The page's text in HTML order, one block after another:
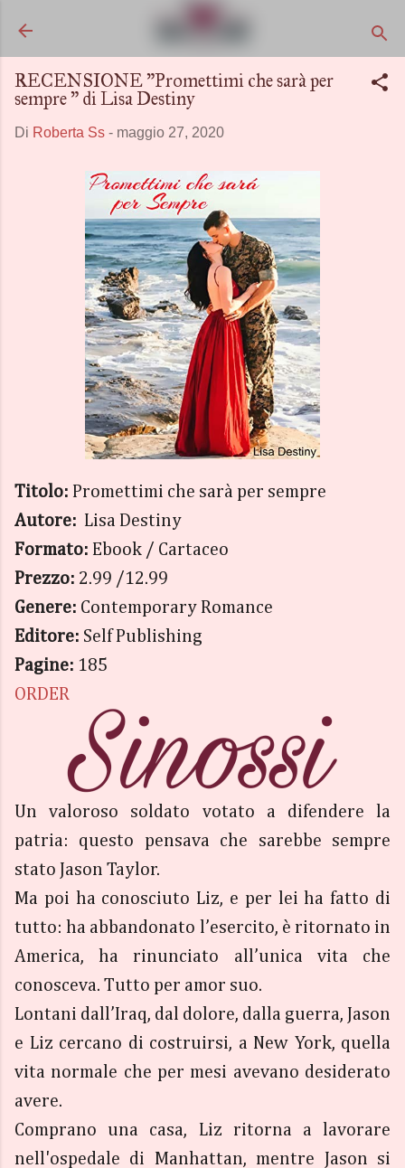
RECENSIONE "Promettimi che sarà per
sempre " di Lisa Destiny
Di Roberta Ss - maggio 27, 2020
Titolo: Promettimi che sarà per sempre
Autore: Lisa Destiny
Formato: Ebook / Cartaceo
Prezzo: 2.99 /12.99
Genere: Contemporary Romance
Editore: Self Publishing
Pagine: 185
ORDER
Un valoroso soldato votato a difendere la
patria: questo pensava che sarebbe sempre
stato Jason Taylor.
Ma poi ha conosciuto Liz, e per lei ha fatto di
tutto: ha abbandonato l’esercito, è ritornato in
America, ha rinunciato all’unica vita che
conosceva. Tutto per amor suo.
Lontani dall’Iraq, dal dolore, dalla guerra, Jason
e Liz cercano di costruirsi, a New York, quella
vita normale che per mesi avevano desiderato
avere.
Comprano una casa, Liz ritorna a lavorare
nell'ospedale di Manhattan, mentre Jason si